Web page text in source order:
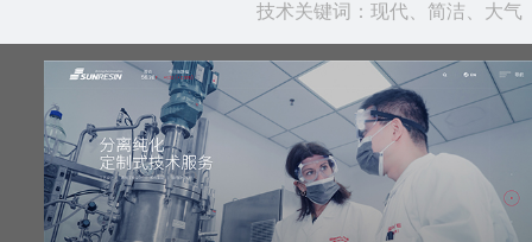
2025.06
技术关键词：现代、简洁、大气